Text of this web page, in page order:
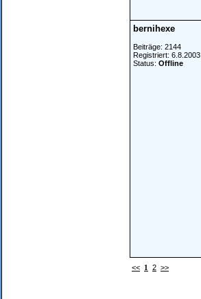
bernihexe
Beiträge: 2144
Registriert: 6.8.2003
Status: Offline
<< 1 2 >>